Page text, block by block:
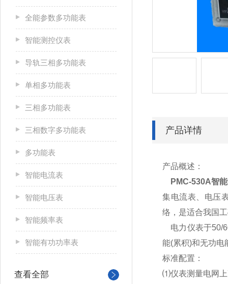
全能参数多功能表
智能测控仪表
导轨三相多功能表
单相多功能表
三相多功能表
三相数字多功能表
多功能表
智能电流表
智能电压表
智能频率表
智能有功功率表
查看全部
产品详情
产品概述：
PMC-530A智
集电流表、电压
络，是适合我国
电力仪表于50/
能(累积)和无功电
标准配置：
⑴仪表测量电网